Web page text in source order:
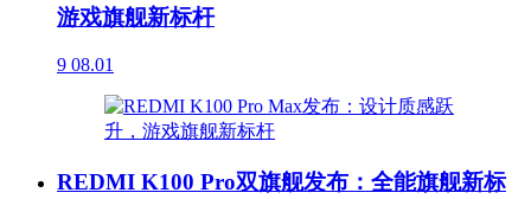
游戏旗舰新标杆
9 08.01
REDMI K100 Pro双旗舰发布：全能旗舰新标